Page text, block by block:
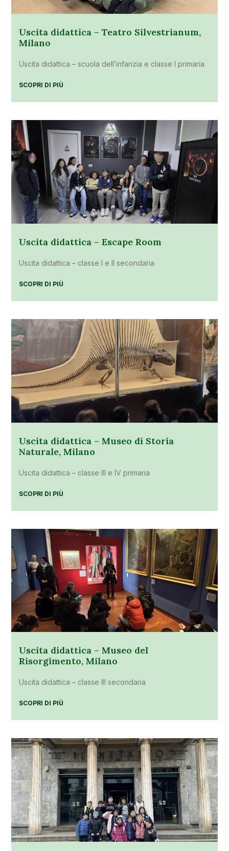
Uscita didattica – Teatro Silvestrianum,
Milano
Uscita didattica – scuola dell’infanzia e classe I primaria
SCOPRI DI PIÙ
Uscita didattica – Escape Room
Uscita didattica – classe I e II secondaria
SCOPRI DI PIÙ
Uscita didattica – Museo di Storia
Naturale, Milano
Uscita didattica – classe III e IV primaria
SCOPRI DI PIÙ
Uscita didattica – Museo del
Risorgimento, Milano
Uscita didattica – classe III secondaria
SCOPRI DI PIÙ